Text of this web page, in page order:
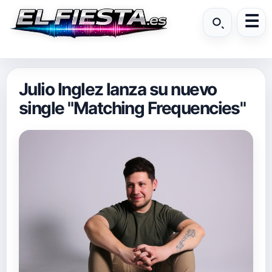
Julio Inglez lanza su nuevo
single "Matching Frequencies"